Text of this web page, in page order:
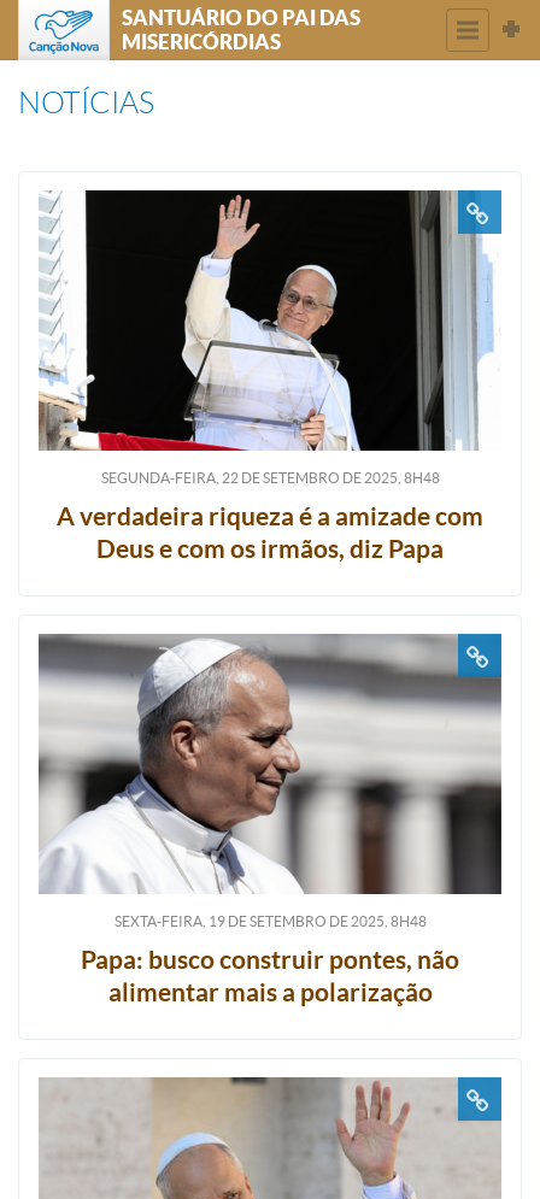
SANTUÁRIO DO PAI DAS
MISERICÓRDIAS
NOTÍCIAS
SEGUNDA-FEIRA, 22 DESETEMBRO DE2025, 8H48
A verdadeira riqueza é a amizade com
Deus e com os irmãos, diz Papa
SEXTA-FEIRA, 19DESETEMBRO DE2025, 8H48
Papa: busco construir pontes, não
alimentar mais a polarização